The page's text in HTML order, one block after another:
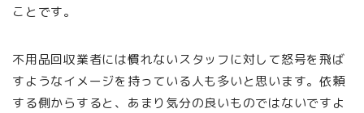
ことです。
不用品回収業者には慣れないスタッフに対して怒号を飛ば
すようなイメージを持っている人も多いと思います。依頼
する側からすると、あまり気分の良いものではないですよ